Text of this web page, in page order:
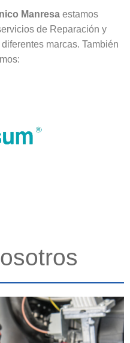
Manresa estamos
de Reparación y
marcas. También